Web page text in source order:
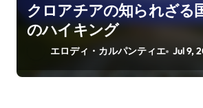
クロアチアの知られざる
のハイキング
エロディ・カルパンティエ Jul 9,